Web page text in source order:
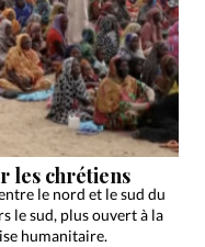
les chrétiens
le nord et le sud du
le sud, plus ouvert à la
humanitaire.